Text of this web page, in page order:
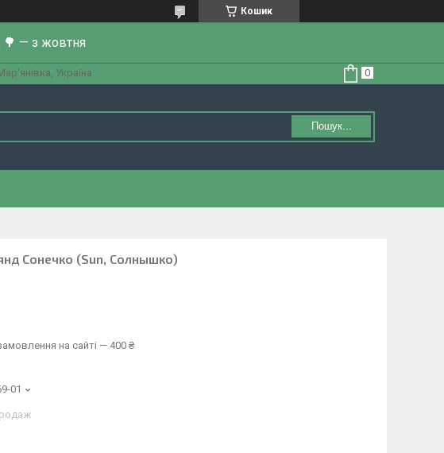
Кошик
🌳 — з жовтня
Україна
Пошук...
Сонечко (Sun, Солнышко)
на сайті — 400 ₴
01